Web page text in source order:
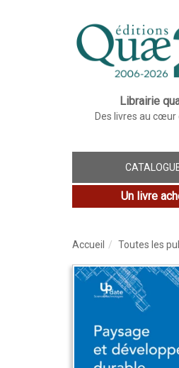
Librairie
Des livres au cœur
Un livre
Accueil Toutes les